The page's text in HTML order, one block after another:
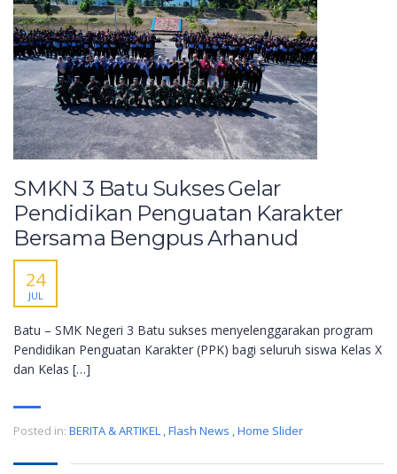
SMKN 3 Batu Sukses Gelar
Pendidikan Penguatan Karakter
Bersama Bengpus Arhanud
24
JUL
Batu – SMK Negeri 3 Batu sukses menyelenggarakan program
Pendidikan Penguatan Karakter (PPK) bagi seluruh siswa Kelas X
dan Kelas […]
Posted in: BERITA & ARTIKEL ,Flash News ,Home Slider